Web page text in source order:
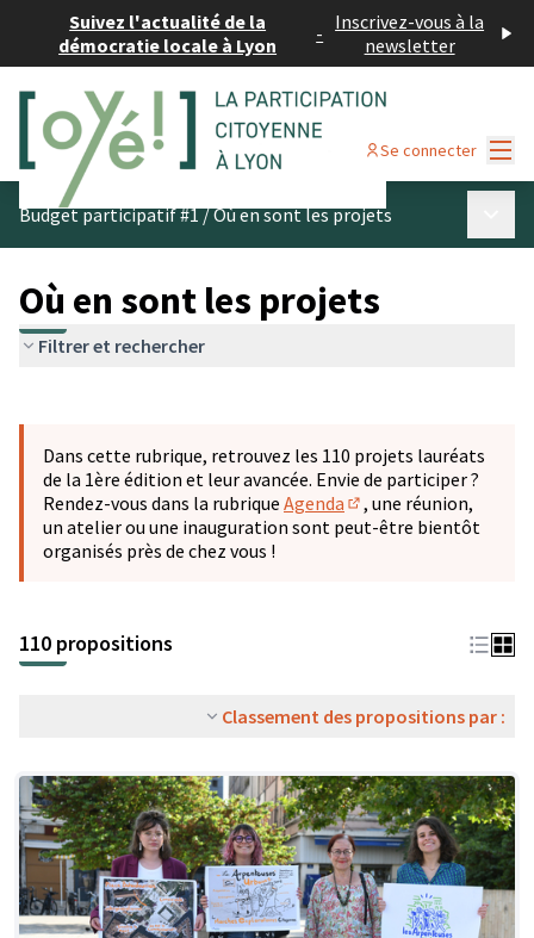
Suivez l'actualité de la
démocratie locale à Lyon
- Inscrivez-vous à la
newsletter
Se connecter
Budget participatif #1/Où en sont les projets
Où en sont les projets
Filtrer et rechercher
−
Dans cette rubrique, retrouvez les 110 projets lauréats
de la 1ère édition et leur avancée. Envie de participer ?
Rendez-vous dans la rubrique Agenda
(S'ouvre dans un
, une réunion,
un atelier ou une inauguration sont peut-être bientôt
organisés près de chez vous !
110 propositions
Classement des propositions par :